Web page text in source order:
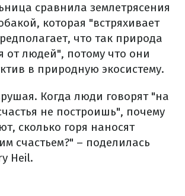
сравнила землетрясения
которая "встряхивает
что так природа
от людей", потому что они
в природную экосистему.
Когда люди говорят "на
не построишь", почему
сколько горя наносят
счастьем?" – поделилась
Heil.